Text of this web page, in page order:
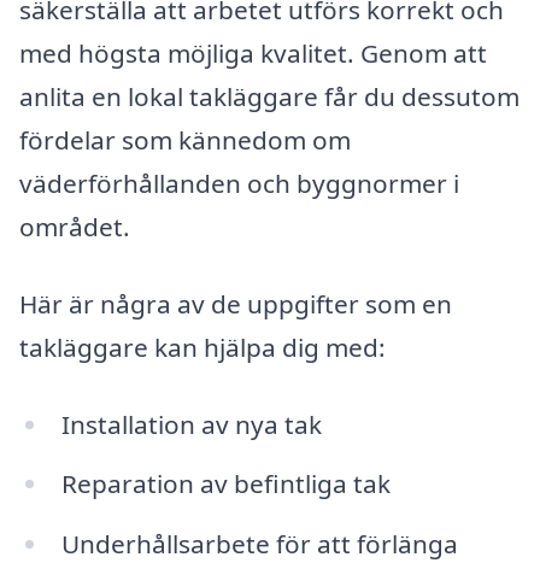
säkerställa att arbetet utförs korrekt och
med högsta möjliga kvalitet. Genom att
anlita en lokal takläggare får du dessutom
fördelar som kännedom om
väderförhållanden och byggnormer i
området.
Här är några av de uppgifter som en
takläggare kan hjälpa dig med:
Installation av nya tak
Reparation av befintliga tak
Underhållsarbete för att förlänga